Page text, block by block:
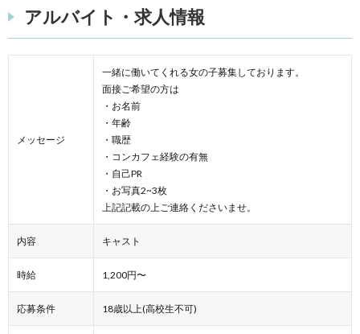
アルバイト・求人情報
メッセージ
一緒に働いてくれる女の子募集しております。
面接ご希望の方は
・お名前
・年齢
・職歴
・コンカフェ経験の有無
・自己PR
・お写真2~3枚
上記記載の上ご連絡くださいませ。
内容 キャスト
時給 1,200円〜
応募条件 18歳以上(高校生不可)